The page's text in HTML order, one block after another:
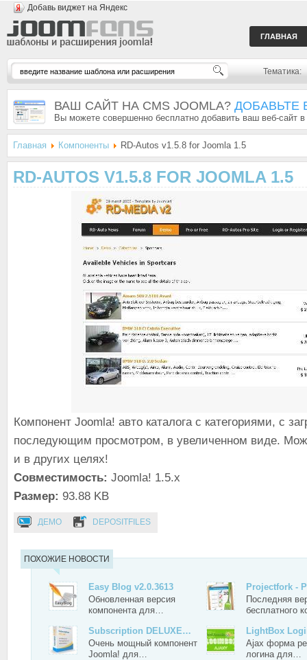
Добавь виджет на Яндекс
ГЛАВНАЯ
Тематика:
ВАШ САЙТ НА CMS JOOMLA? ДОБАВЬТЕ
Вы можете совершенно бесплатно добавить ваш веб-сайт
Главная Компоненты RD-Autos v1.5.8 for Joomla 1.5
RD-AUTOS V1.5.8 FOR JOOMLA 1.5
Компонент Joomla! авто каталога с категориями, с
последующим просмотром, в увеличенном виде.
и в других целях!
Совместимость: Joomla! 1.5.x
Размер: 93.88 KB
ДЕМО DEPOSITFILES
ПОХОЖИЕ НОВОСТИ
Easy Blog v2.0.3613
Обновленная версия
компонента для…
Projectfork -
Последняя
бесплатного
Subscription DELUXE…
Очень мощный компонент
Joomla! для…
LightBox
Ajax форма
логина для…